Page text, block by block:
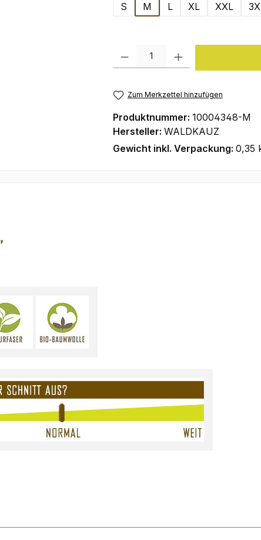
S
M L XL XXL
Produkt Anzahl: Gib den
Zum Merkzettel hinzufügen
Produktnummer: 10004348-M
Hersteller: WALDKAUZ
Gewicht inkl. Verpackung: 0,35